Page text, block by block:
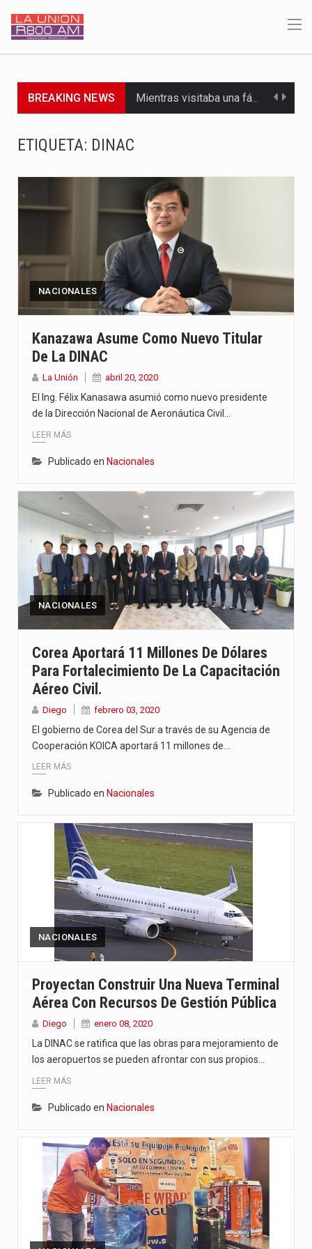
BREAKING NEWS Mientras visitaba una fábrica de armamentos en San Paulo, el…
ETIQUETA: DINAC
NACIONALES
Kanazawa Asume Como Nuevo Titular
De La DINAC
La Unión abril 20, 2020
El Ing. Félix Kanasawa asumió como nuevo presidente
de la Dirección Nacional de Aeronáutica Civil…
LEER MÁS
Publicado en Nacionales
NACIONALES
Corea Aportará 11 Millones De Dólares
Para Fortalecimiento De La Capacitación
Aéreo Civil.
Diego febrero 03, 2020
El gobierno de Corea del Sur a través de su Agencia de
Cooperación KOICA aportará 11 millones de…
LEER MÁS
Publicado en Nacionales
NACIONALES
Proyectan Construir Una Nueva Terminal
Aérea Con Recursos De Gestión Pública
Diego enero 08, 2020
La DINAC se ratifica que las obras para mejoramiento de
los aeropuertos se pueden afrontar con sus propios…
LEER MÁS
Publicado en Nacionales